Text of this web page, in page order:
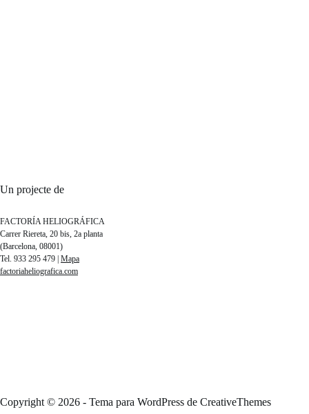
Un projecte de
FACTORÍA HELIOGRÁFICA
Carrer Riereta, 20 bis, 2a planta
(Barcelona, 08001)
Tel. 933 295 479 | Mapa
factoriaheliografica.com
Copyright © 2026 - Tema para WordPress de CreativeThemes